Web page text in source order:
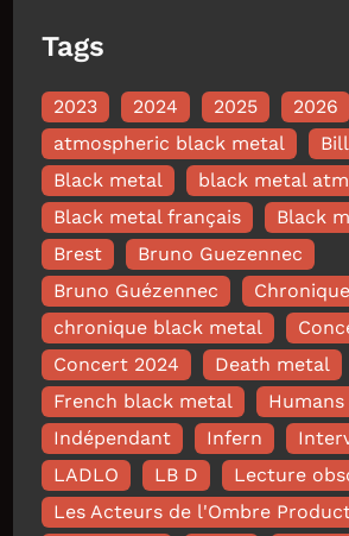
Tags
2023 2024 2025
2026
atmospheric black metal
Black metal
black metal
Black metal français
Black
Brest
Bruno Guezennec
Bruno Guézennec
Chronique
chronique black metal
Concert 2024
Death metal
French black metal
Indépendant
Infern
LADLO
LB D
Lecture
Les Acteurs de l'Ombre